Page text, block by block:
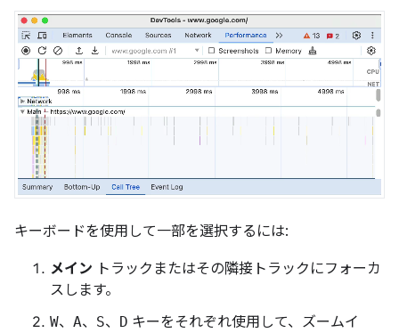
キーボードを使用して一部を選択するには:
メイン トラックまたはその隣接トラックにフォーカ
スします。
W、 A、 S、 D キーをそれぞれ使用して、ズームイ